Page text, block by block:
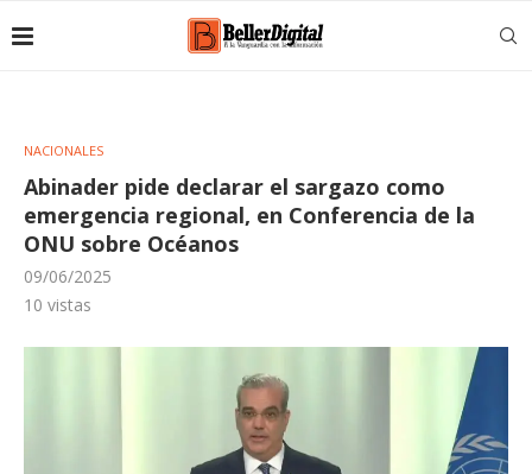
NACIONALES
Abinader pide declarar el sargazo como
emergencia regional, en Conferencia de la
ONU sobre Océanos
09/06/2025
10 vistas